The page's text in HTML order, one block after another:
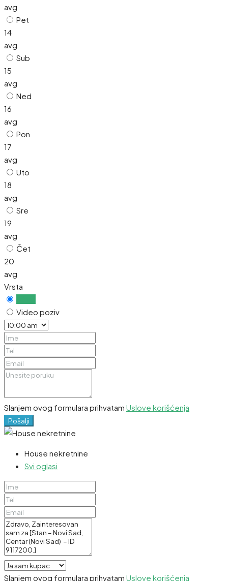
avg
Pet
14
avg
Sub
15
avg
Ned
16
avg
Pon
17
avg
Uto
18
avg
Sre
19
avg
Čet
20
avg
Vrsta
Video poziv
Slanjem ovog formulara prihvatam Uslove korišćenja
Pošalji
House nekretnine
Svi oglasi
Slanjem ovog formulara prihvatam Uslove korišćenja